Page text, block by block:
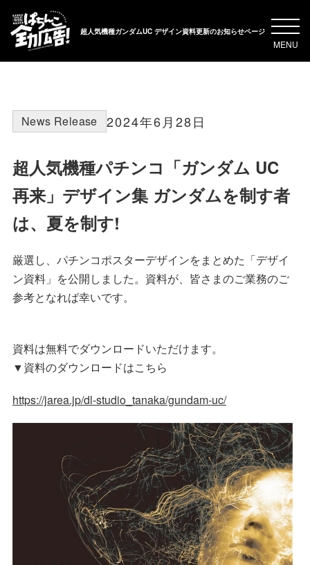
超人気機種ガンダムUC デザイン資料更新のお知らせページ
MENU
News Release 2024年6月28日
超人気機種パチンコ「ガンダム UC
再来」デザイン集 ガンダムを制す者
は、夏を制す!
厳選し、パチンコポスターデザインをまとめた「デザイ
ン資料」を公開しました。資料が、皆さまのご業務のご
参考となれば幸いです。
資料は無料でダウンロードいただけます。
▼資料のダウンロードはこちら
https://jarea.jp/dl-studio_tanaka/gundam-uc/